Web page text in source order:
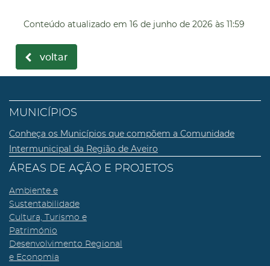
Conteúdo atualizado em 16 de junho de 2026 às 11:59
voltar
MUNICÍPIOS
Conheça os Municípios que compõem a Comunidade
Intermunicipal da Região de Aveiro
ÁREAS DE AÇÃO E PROJETOS
Ambiente e
Sustentabilidade
Cultura, Turismo e
Património
Desenvolvimento Regional
e Economia